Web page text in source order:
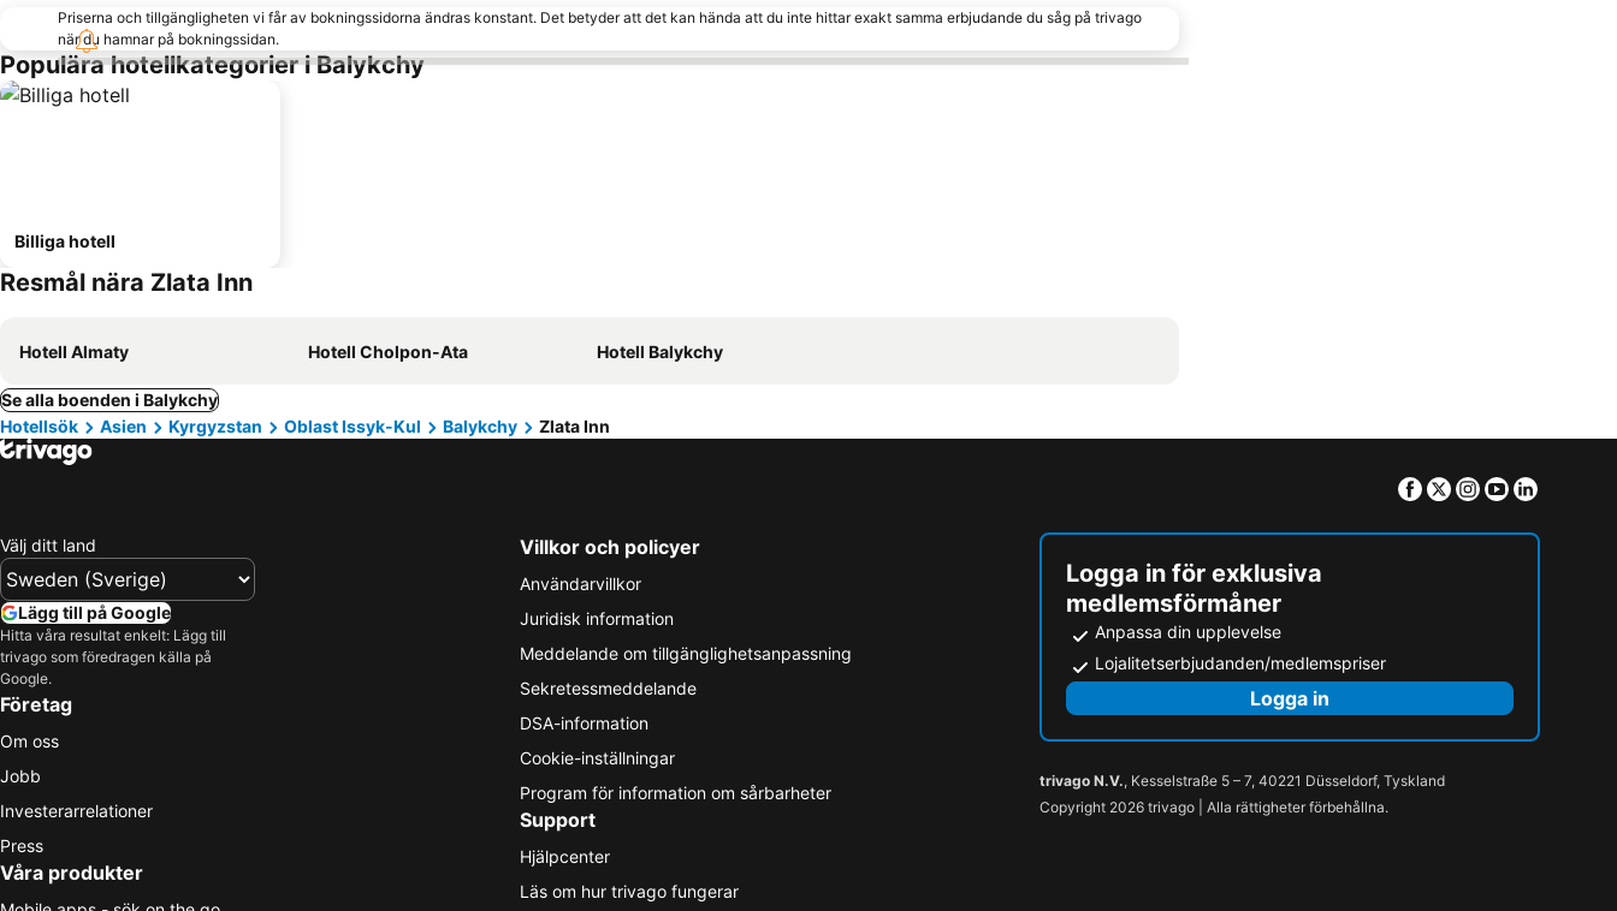
Priserna och tillgängligheten vi får av bokningssidorna ändras konstant. Det betyder att det kan hända att du inte hittar exakt samma erbjudande du såg på trivago
när du hamnar på bokningssidan.
Populära hotellkategorier i Balykchy
Billiga hotell
Resmål nära Zlata Inn
Hotell Almaty Hotell Cholpon-Ata Hotell Balykchy
Se alla boenden i Balykchy
Hotellsök
Asien Kyrgyzstan Oblast Issyk-Kul Balykchy Zlata Inn
Facebook
TwitterInstagram
Youtube
Välj ditt land
Lägg till på Google
Hitta våra resultat enkelt: Lägg till
trivago som föredragen källa på
Google.
Företag
Om oss
Jobb
Investerarrelationer
Press
Våra produkter
Villkor och policyer
Användarvillkor
Juridisk information
Meddelande om tillgänglighetsanpassning
Sekretessmeddelande
DSA-information
Cookie-inställningar
Program för information om sårbarheter
Support
Hjälpcenter
Läs om hur trivago fungerar
Logga in för exklusiva
medlemsförmåner
Anpassa din upplevelse
Lojalitetserbjudanden/medlemspriser
Logga in
trivago N.V., Kesselstraße 5 – 7, 40221 Düsseldorf, Tyskland
Copyright 2026 trivago | Alla rättigheter förbehållna.